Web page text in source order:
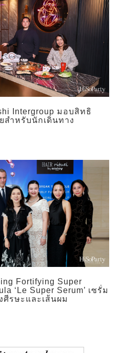
Intergroup มอบสิทธิ
สำหรับนักเดินทาง
Fortifying Super
‘Le Super Serum’ เซรั่ม
รษะและเส้นผม